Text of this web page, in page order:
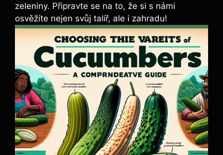
zeleniny. Připravte se na to, že si s námi
osvěžíte nejen svůj talíř, ale i zahradu!